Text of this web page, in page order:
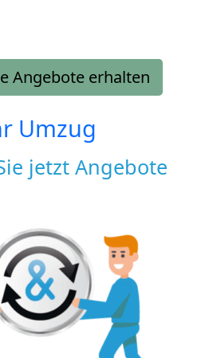
Angebote erhalten
Umzug
jetzt Angebote